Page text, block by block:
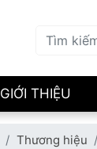
GIỚI THIỆU
Thương hiệu